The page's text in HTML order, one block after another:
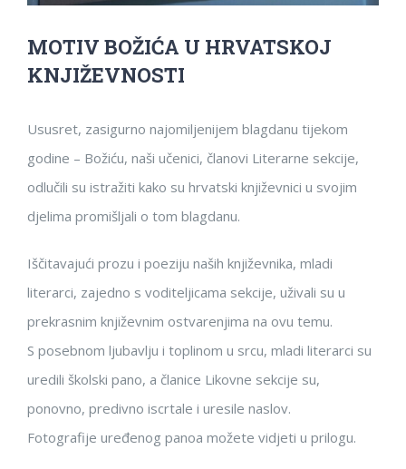
MOTIV BOŽIĆA U HRVATSKOJ
KNJIŽEVNOSTI
Ususret, zasigurno najomiljenijem blagdanu tijekom
godine – Božiću, naši učenici, članovi Literarne sekcije,
odlučili su istražiti kako su hrvatski književnici u svojim
djelima promišljali o tom blagdanu.
Iščitavajući prozu i poeziju naših književnika, mladi
literarci, zajedno s voditeljicama sekcije, uživali su u
prekrasnim književnim ostvarenjima na ovu temu.
S posebnom ljubavlju i toplinom u srcu, mladi literarci su
uredili školski pano, a članice Likovne sekcije su,
ponovno, predivno iscrtale i uresile naslov.
Fotografije uređenog panoa možete vidjeti u prilogu.